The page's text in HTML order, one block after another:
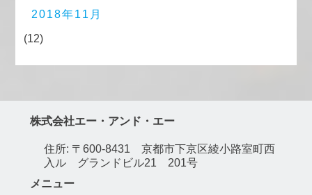
2018年11月
(12)
株式会社エー・アンド・エー
住所: 〒600-8431 京都市下京区綾小路室町西
入ル グランドビル21 201号
メニュー